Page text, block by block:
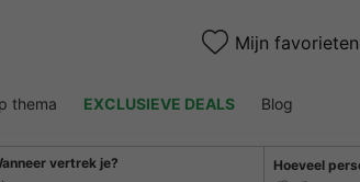
Mijn favorieten
thema EXCLUSIEVE DEALS Blog
vertrek je? Hoeveel